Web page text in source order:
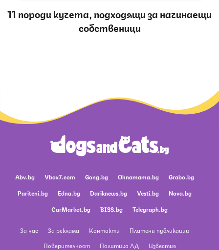
11 породи кучета, подходящи за начинаещи
собственици
Abv.bg Vbox7.com Gong.bg Ohnamama.bg
Grabo.bg
Pariteni.bg
Edna.bg Dariknews.bg Vesti.bg
Nova.bg
CarMarket.bg
BISS.bg Telegraph.bg
За нас За реклама Контакти
Платени публикации
Поверителност
Политика ЛД Известия